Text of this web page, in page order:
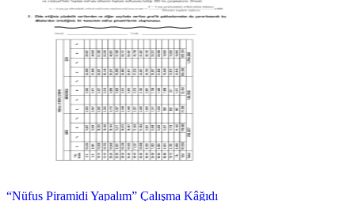
“Nüfus Piramidi Yapalım” Çalışma Kâğıdı